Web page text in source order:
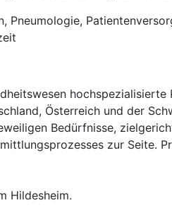
Pneumologie,
Österreich und der
Bedürfnisse,
zur Seite.
Hildesheim.